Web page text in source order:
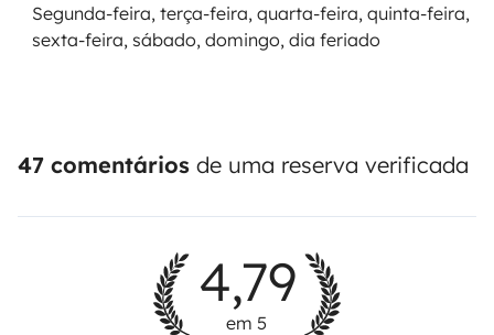
Segunda-feira, terça-feira, quarta-feira, quinta-feira,
sexta-feira, sábado, domingo, dia feriado
47 comentários de uma reserva verificada
4,79
em 5